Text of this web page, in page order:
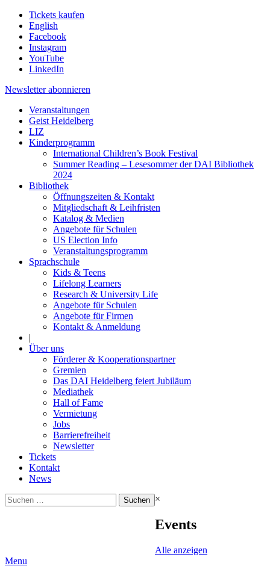
Tickets kaufen
English
Facebook
Instagram
YouTube
LinkedIn
Newsletter abonnieren
Veranstaltungen
Geist Heidelberg
LIZ
Kinderprogramm
International Children’s Book Festival
Summer Reading – Lesesommer der DAI Bibliothek
2024
Bibliothek
Öffnungszeiten & Kontakt
Mitgliedschaft & Leihfristen
Katalog & Medien
Angebote für Schulen
US Election Info
Veranstaltungsprogramm
Sprachschule
Kids & Teens
Lifelong Learners
Research & University Life
Angebote für Schulen
Angebote für Firmen
Kontakt & Anmeldung
|
Über uns
Förderer & Kooperationspartner
Gremien
Das DAI Heidelberg feiert Jubiläum
Mediathek
Hall of Fame
Vermietung
Jobs
Barrierefreiheit
Newsletter
Tickets
Kontakt
News
Suchen
nach:
×
Events
Alle anzeigen
Menu